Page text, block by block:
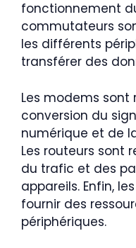
fonctionnement
commutateurs
les différents
transférer des
Les modems sont
conversion du
numérique et de
Les routeurs sont
du trafic et des
appareils. Enfin,
fournir des
périphériques.